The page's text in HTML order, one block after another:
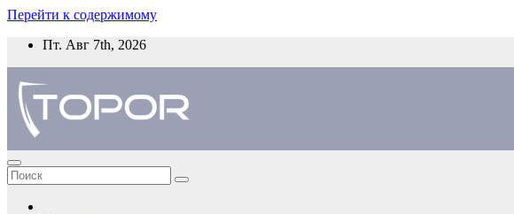
Перейти к содержимому
Пт. Авг 7th, 2026